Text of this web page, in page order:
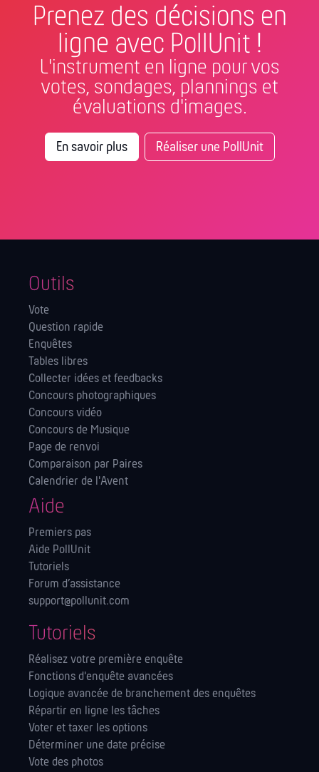
Prenez des décisions en
ligne avec PollUnit !
L'instrument en ligne pour vos
votes, sondages, plannings et
évaluations d'images.
En savoir plus Réaliser une PollUnit
Outils
Vote
Question rapide
Enquêtes
Tables libres
Collecter idées et feedbacks
Concours photographiques
Concours vidéo
Concours de Musique
Page de renvoi
Comparaison par Paires
Calendrier de l'Avent
Aide
Premiers pas
Aide PollUnit
Tutoriels
Forum d’assistance
support@pollunit.com
Tutoriels
Réalisez votre première enquête
Fonctions d'enquête avancées
Logique avancée de branchement des enquêtes
Répartir en ligne les tâches
Voter et taxer les options
Déterminer une date précise
Vote des photos